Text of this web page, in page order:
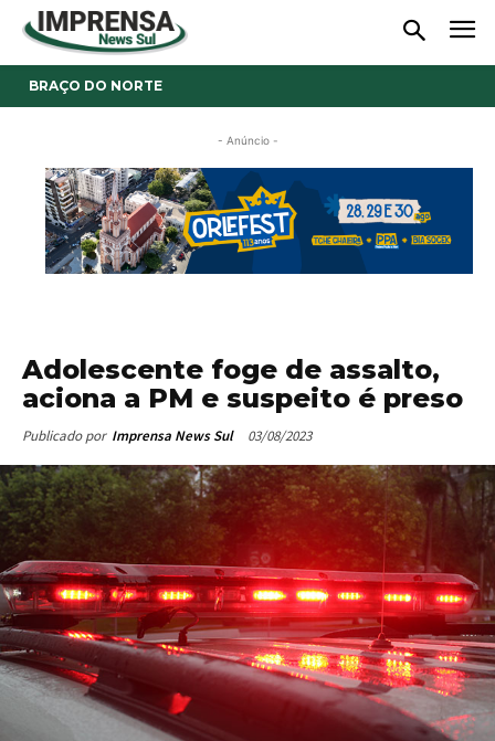
BRAÇO DO NORTE
- Anúncio -
Adolescente foge de assalto,
aciona a PM e suspeito é preso
Publicado por Imprensa News Sul 03/08/2023